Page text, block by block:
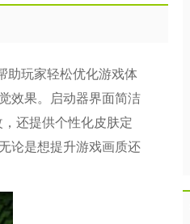
助玩家轻松优化游戏体
效果。启动器界面简洁
还提供个性化皮肤定
论是想提升游戏画质还